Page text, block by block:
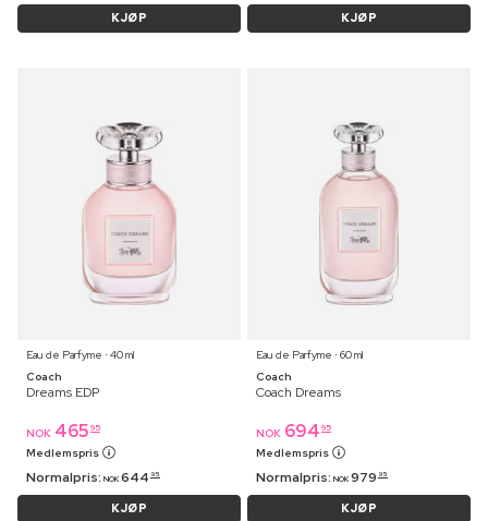
KJØP KJØP
Eau de Parfyme ⋅ 40 ml
Coach
Dreams EDP
NOK 465 95
Medlemspris
Normalpris: NOK 644 95
KJØP
Eau de Parfyme ⋅ 60 ml
Coach
Coach Dreams
NOK 694 95
Medlemspris
Normalpris: NOK 979 95
KJØP